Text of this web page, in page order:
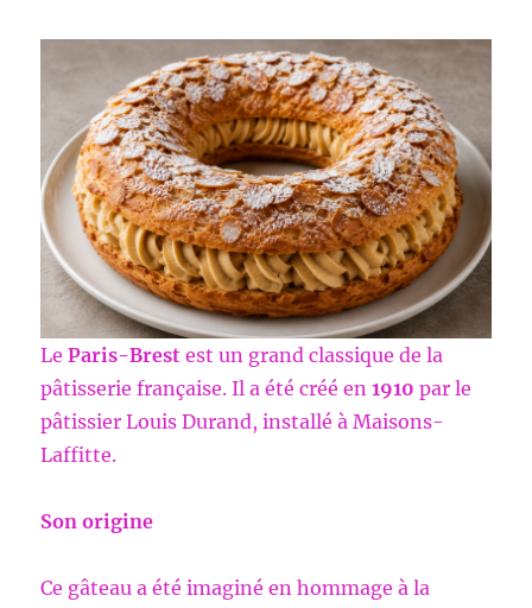
LeParis-Brest est un grand classique de la
pâtisserie française. Il a été créé en1910 par le
pâtissier Louis Durand, installé à Maisons-
Laffitte.
Son origine
Ce gâteau a été imaginé en hommage à la